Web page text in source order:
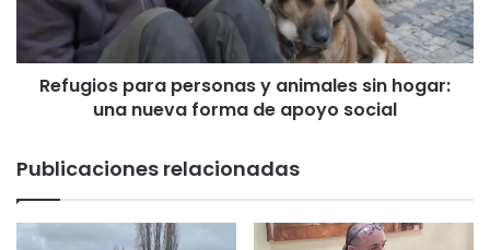
r
p
o
p
e
r
s
Refugios para personas y animales sin hogar:
una nueva forma de apoyo social
Publicaciones relacionadas